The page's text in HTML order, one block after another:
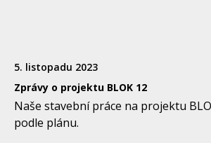
5. listopadu 2023
Zprávy o projektu BLOK 12
Naše stavební práce na projektu
podle plánu.